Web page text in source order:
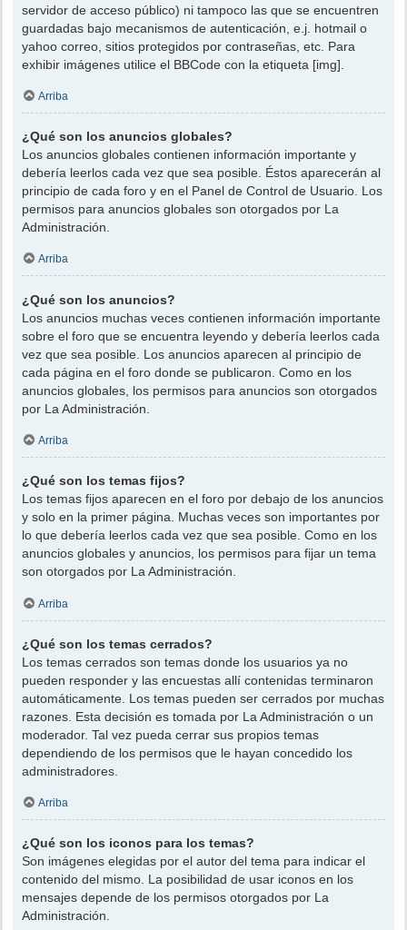
servidor de acceso público) ni tampoco las que se encuentren
guardadas bajo mecanismos de autenticación, e.j. hotmail o
yahoo correo, sitios protegidos por contraseñas, etc. Para
exhibir imágenes utilice el BBCode con la etiqueta [img].
Arriba
¿Qué son los anuncios globales?
Los anuncios globales contienen información importante y
debería leerlos cada vez que sea posible. Éstos aparecerán al
principio de cada foro y en el Panel de Control de Usuario. Los
permisos para anuncios globales son otorgados por La
Administración.
Arriba
¿Qué son los anuncios?
Los anuncios muchas veces contienen información importante
sobre el foro que se encuentra leyendo y debería leerlos cada
vez que sea posible. Los anuncios aparecen al principio de
cada página en el foro donde se publicaron. Como en los
anuncios globales, los permisos para anuncios son otorgados
por La Administración.
Arriba
¿Qué son los temas fijos?
Los temas fijos aparecen en el foro por debajo de los anuncios
y solo en la primer página. Muchas veces son importantes por
lo que debería leerlos cada vez que sea posible. Como en los
anuncios globales y anuncios, los permisos para fijar un tema
son otorgados por La Administración.
Arriba
¿Qué son los temas cerrados?
Los temas cerrados son temas donde los usuarios ya no
pueden responder y las encuestas allí contenidas terminaron
automáticamente. Los temas pueden ser cerrados por muchas
razones. Esta decisión es tomada por La Administración o un
moderador. Tal vez pueda cerrar sus propios temas
dependiendo de los permisos que le hayan concedido los
administradores.
Arriba
¿Qué son los iconos para los temas?
Son imágenes elegidas por el autor del tema para indicar el
contenido del mismo. La posibilidad de usar iconos en los
mensajes depende de los permisos otorgados por La
Administración.